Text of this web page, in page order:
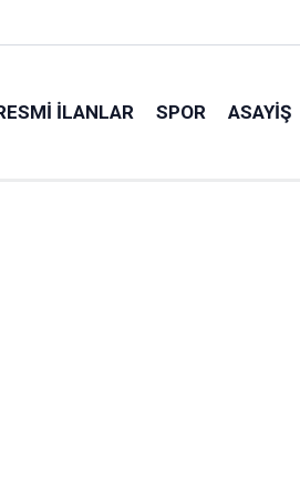
İLANLAR SPOR ASAYIŞ